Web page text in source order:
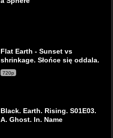
Flat Earth - Sunset vs
shrinkage. Słońce się oddala.
720p
Black. Earth. Rising. S01E03.
A. Ghost. In. Name